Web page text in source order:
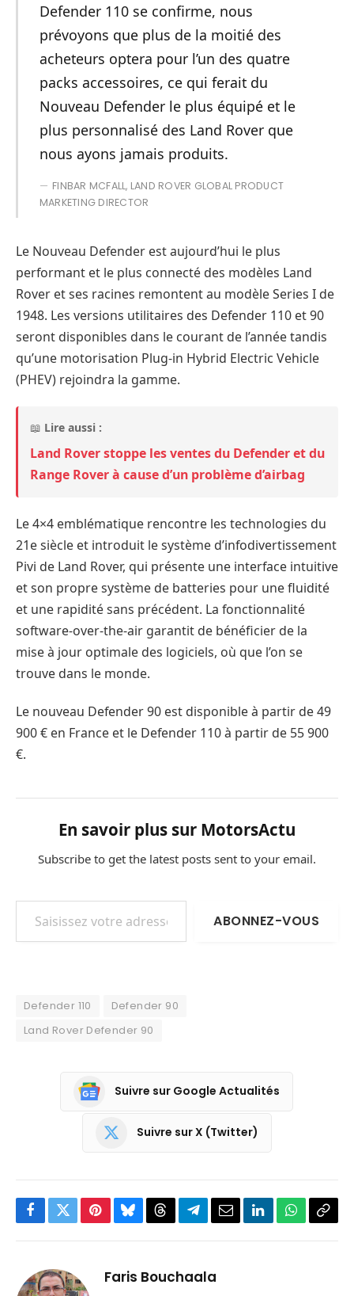
Defender 110 se confirme, nous
prévoyons que plus de la moitié des
acheteurs optera pour l’un des quatre
packs accessoires, ce qui ferait du
Nouveau Defender le plus équipé et le
plus personnalisé des Land Rover que
nous ayons jamais produits.
FINBAR MCFALL, LAND ROVER GLOBAL PRODUCT
MARKETING DIRECTOR
Le Nouveau Defender est aujourd’hui le plus
performant et le plus connecté des modèles Land
Rover et ses racines remontent au modèle Series I de
1948. Les versions utilitaires des Defender 110 et 90
seront disponibles dans le courant de l’année tandis
qu’une motorisation Plug-in Hybrid Electric Vehicle
(PHEV) rejoindra la gamme.
📖 Lire aussi :
Land Rover stoppe les ventes du Defender et du
Range Rover à cause d’un problème d’airbag
Le 4×4 emblématique rencontre les technologies du
21e siècle et introduit le système d’infodivertissement
Pivi de Land Rover, qui présente une interface intuitive
et son propre système de batteries pour une fluidité
et une rapidité sans précédent. La fonctionnalité
software-over-the-air garantit de bénéficier de la
mise à jour optimale des logiciels, où que l’on se
trouve dans le monde.
Le nouveau Defender 90 est disponible à partir de 49
900 € en France et le Defender 110 à partir de 55 900
€.
En savoir plus sur MotorsActu
Subscribe to get the latest posts sent to your email.
Saisissez votre adresse e-mail…
ABONNEZ-VOUS
Defender 110
Defender 90
Land Rover Defender 90
Suivre sur Google Actualités
Suivre sur X (Twitter)
Facebook
TwitterPinterestBlueskyThreadsPartager
Telegram
EmailLinkedInWhatsApp
Faris Bouchaala